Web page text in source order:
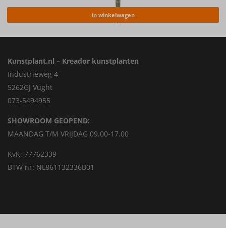
in winkelwagen
Kunstplant.nl – Kreador kunstplanten
Industrieweg 4
5262GJ Vught
073-5494955
SHOWROOM GEOPEND:
MAANDAG T/M VRIJDAG 09.00-17.00
KvK: 77762339
BTW nr: NL861132336B01